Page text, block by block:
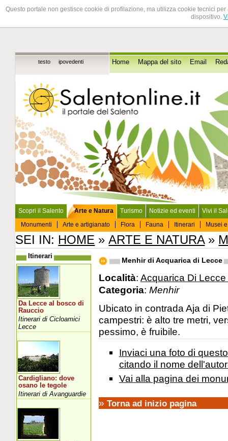
Questo portale non gestisce cookie di profilazione, ma utilizza cookie tecnici
dispositivo.
testo ipovedenti Home Mappa del sito Email
Scopri il Salento
Arte e Natura
Monumenti
Arte e artigianato Flora Fauna Itinerari Musei
Turismo Notizie ed eventi Vivi il
SEI IN: HOME »ARTE E NATURA»
Menhir di Acquarica di Lecce
Località: Acquarica Di
Categoria: Menhir
Ubicato in contrada Aja di
campestri: è alto tre metri,
pessimo, è fruibile.
Inviaci una foto di
citando il nome
Vai alla pagina dei
» Torna ad inizio pagina
Itinerari
Da Lecce al bosco di
Rauccio
Itinerari di Cicloamici
Lecce
Cardigliano: dove
osano le tegole
Itinerari di Avanguardie